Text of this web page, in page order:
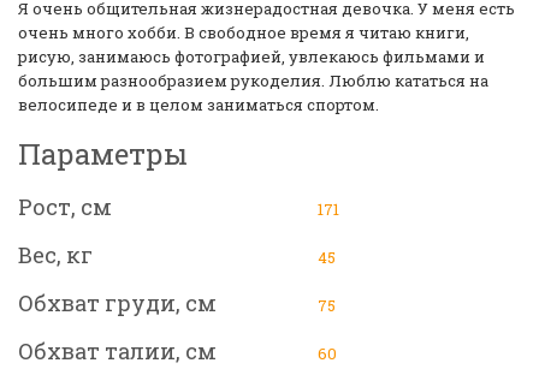
Я очень общительная жизнерадостная девочка. У меня есть
очень много хобби. В свободное время я читаю книги,
рисую, занимаюсь фотографией, увлекаюсь фильмами и
большим разнообразием рукоделия. Люблю кататься на
велосипеде и в целом заниматься спортом.
Параметры
Рост, см 171
Вес, кг 45
Обхват груди, см 75
Обхват талии, см 60